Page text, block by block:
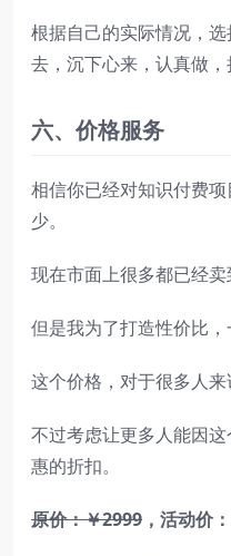
根据自己的实际情况，
去，沉下心来，认真做，
六、价格服务
相信你已经对知识付费
少。
现在市面上很多都已经卖
但是我为了打造性价比，
这个价格，对于很多人来
不过考虑让更多人能因
惠的折扣。
原价：￥2999 ， 活动价